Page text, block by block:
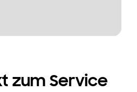
zum Service